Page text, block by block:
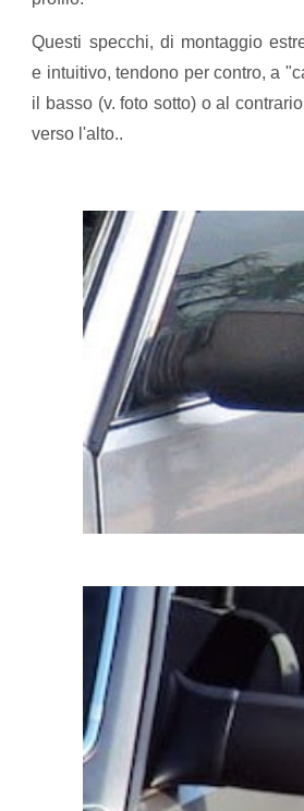
Questi specchi, di montaggio
e intuitivo, tendono per contro, a
il basso (v. foto sotto) o al
verso l'alto..